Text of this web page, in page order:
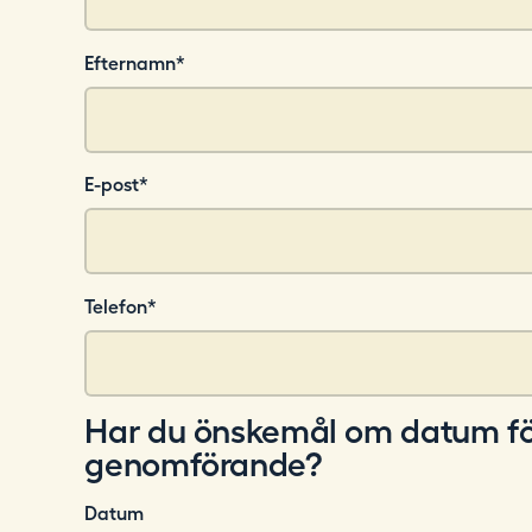
Efternamn*
E-post*
Telefon*
Har du önskemål om datum
genomförande?
Datum